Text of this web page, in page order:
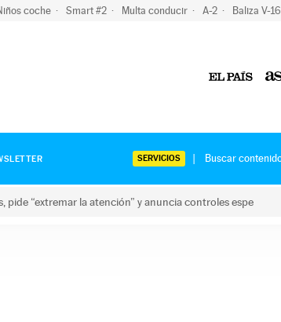
coche Smart #2 Multa conducir A-2 Baliza V-16
SERVICIOS
pide “extremar la atención” y anuncia controles espe